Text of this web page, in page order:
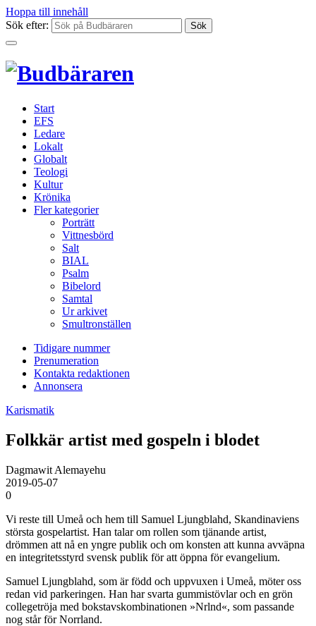
Hoppa till innehåll
Sök efter:
Start
EFS
Ledare
Lokalt
Globalt
Teologi
Kultur
Krönika
Fler kategorier
Porträtt
Vittnesbörd
Salt
BIAL
Psalm
Bibelord
Samtal
Ur arkivet
Smultronställen
Tidigare nummer
Prenumeration
Kontakta redaktionen
Annonsera
Karismatik
Folkkär artist med gospeln i blodet
Dagmawit Alemayehu
2019-05-07
0
Vi reste till Umeå och hem till Samuel Ljungblahd, Skandinaviens
största gospelartist. Han talar om rollen som tjänande artist,
drömmen att nå en yngre publik och om konsten att kunna avväpna
en integritets­styrd svensk publik för att öppna för evangelium.
Samuel Ljungblahd, som är född och uppvuxen i Umeå, möter oss
redan vid parkeringen. Han har svarta gummistövlar och en grön
collegetröja med bokstavskombinationen »Nrlnd«, som passande
nog står för Norrland.